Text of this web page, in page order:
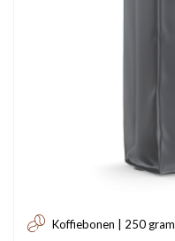
Koffiebonen | 250 gram